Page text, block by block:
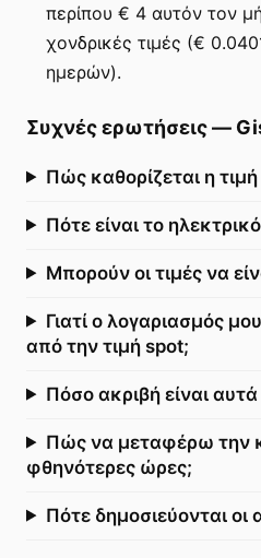
περίπου € 4 αυτόν τον
χονδρικές τιμές (€
ημερών).
Συχνές ερωτήσεις—
Πώς καθορίζεται η
Πότε είναι το
Μπορούν οι τιμές να
Γιατί ο λογαριασμός
από την τιμή spot;
Πόσο ακριβή είναι
Πώς να μεταφέρω την
φθηνότερες ώρες;
Πότε δημοσιεύονται οι